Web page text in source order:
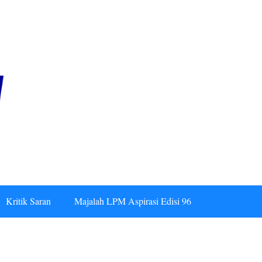
Kritik Saran Majalah LPM Aspirasi Edisi 96